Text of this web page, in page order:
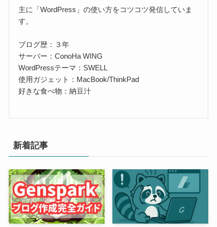
主に「WordPress」の使い方をコツコツ発信していま
す。
ブログ歴：３年
サーバー：ConoHa WING
WordPressテーマ：SWELL
使用ガジェット：MacBook/ThinkPad
好きな食べ物：納豆汁
新着記事